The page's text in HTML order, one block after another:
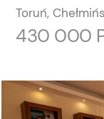
Toruń,
430 000